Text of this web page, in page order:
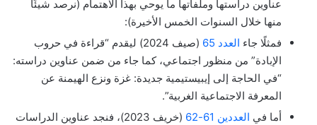
عناوين دراستها وملفاتها ما يوحي بهذا الاهتمام (نرصد شيئًا
منها خلال السنوات الخمس الأخيرة):
فمثلًا جاء العدد 65
(صيف 2024) ليقدم “قراءة في حروب
الإبادة” من منظور اجتماعي، كما جاء من ضمن عناوين دراسته:
“في الحاجة إلى إيبيستيمية جديدة: غزة ونزع الهيمنة عن
المعرفة الاجتماعية الغربية”.
أما في العددين 61-62
(خريف 2023)، فنجد عناوين الدراسات